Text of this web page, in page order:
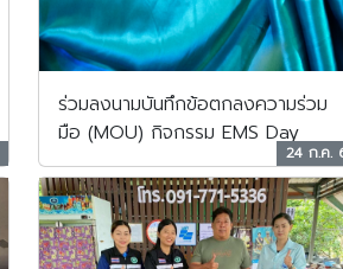
ร่วมลงนามบันทึกข้อตกลงความร่วม
มือ (MOU) กิจกรรม EMS Day
24 ก.ค.